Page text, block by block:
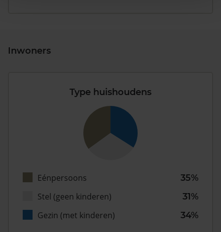
Inwoners
Type huishoudens
Eénpersoons
35%
Stel (geen kinderen)
31%
Gezin (met kinderen)
34%